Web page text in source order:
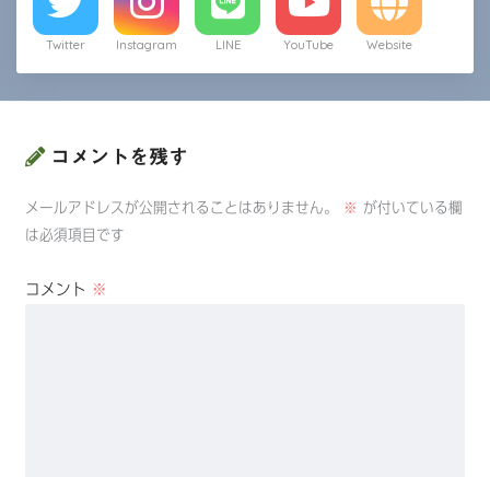
Twitter Instagram LINE YouTube Website
コメントを残す
メールアドレスが公開されることはありません。 ※ が付いている欄
は必須項目です
コメント ※